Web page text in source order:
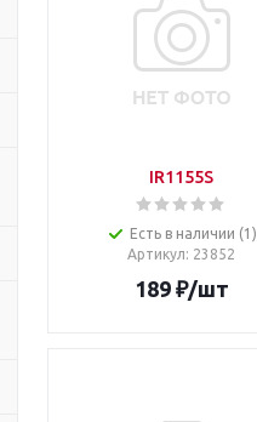
IR1155S
Есть в наличии (1)
Артикул: 23852
189₽/шт